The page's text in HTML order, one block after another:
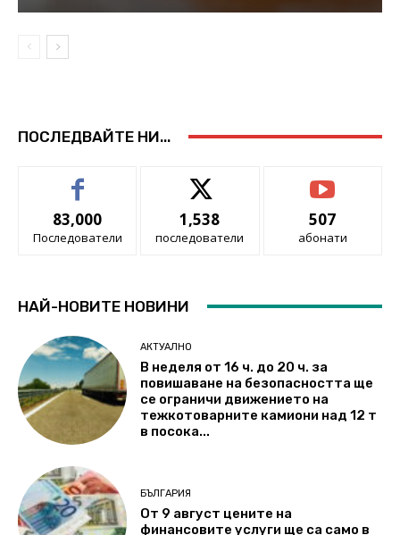
ПОСЛЕДВАЙТЕ НИ...
83,000
Последователи
1,538
последователи
507
абонати
НАЙ-НОВИТЕ НОВИНИ
АКТУАЛНО
В неделя от 16 ч. до 20 ч. за
повишаване на безопасността ще
се ограничи движението на
тежкотоварните камиони над 12 т
в посока...
БЪЛГАРИЯ
От 9 август цените на
финансовите услуги ще са само в